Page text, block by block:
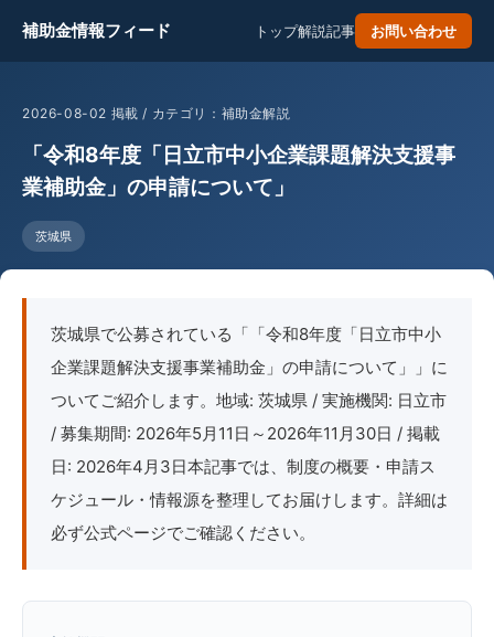
補助金情報フィード トップ解説記事 お問い合わせ
2026-08-02 掲載 / カテゴリ：補助金解説
「令和8年度「日立市中小企業課題解決支援事
業補助金」の申請について」
茨城県
茨城県で公募されている「「令和8年度「日立市中小
企業課題解決支援事業補助金」の申請について」」に
ついてご紹介します。地域: 茨城県 / 実施機関: 日立市
/ 募集期間: 2026年5月11日～2026年11月30日 / 掲載
日: 2026年4月3日本記事では、制度の概要・申請ス
ケジュール・情報源を整理してお届けします。詳細は
必ず公式ページでご確認ください。